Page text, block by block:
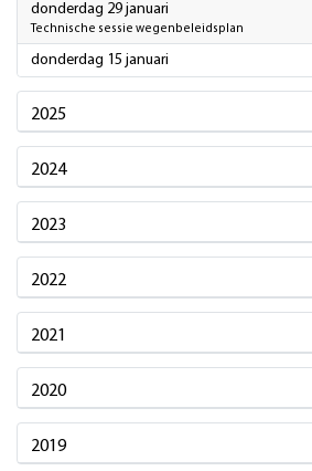
donderdag 29 januari
Technische sessie wegenbeleidsplan
donderdag 15 januari
2025
2024
2023
2022
2021
2020
2019